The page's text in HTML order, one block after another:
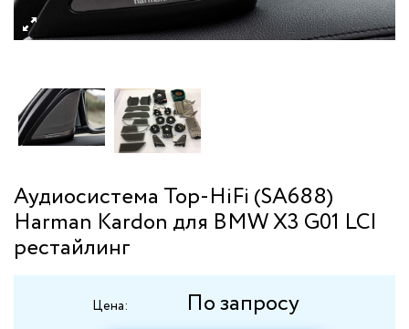
Аудиосистема Top-HiFi (SA688)
Harman Kardon для BMW X3 G01 LCI
рестайлинг
Цена: По запросу